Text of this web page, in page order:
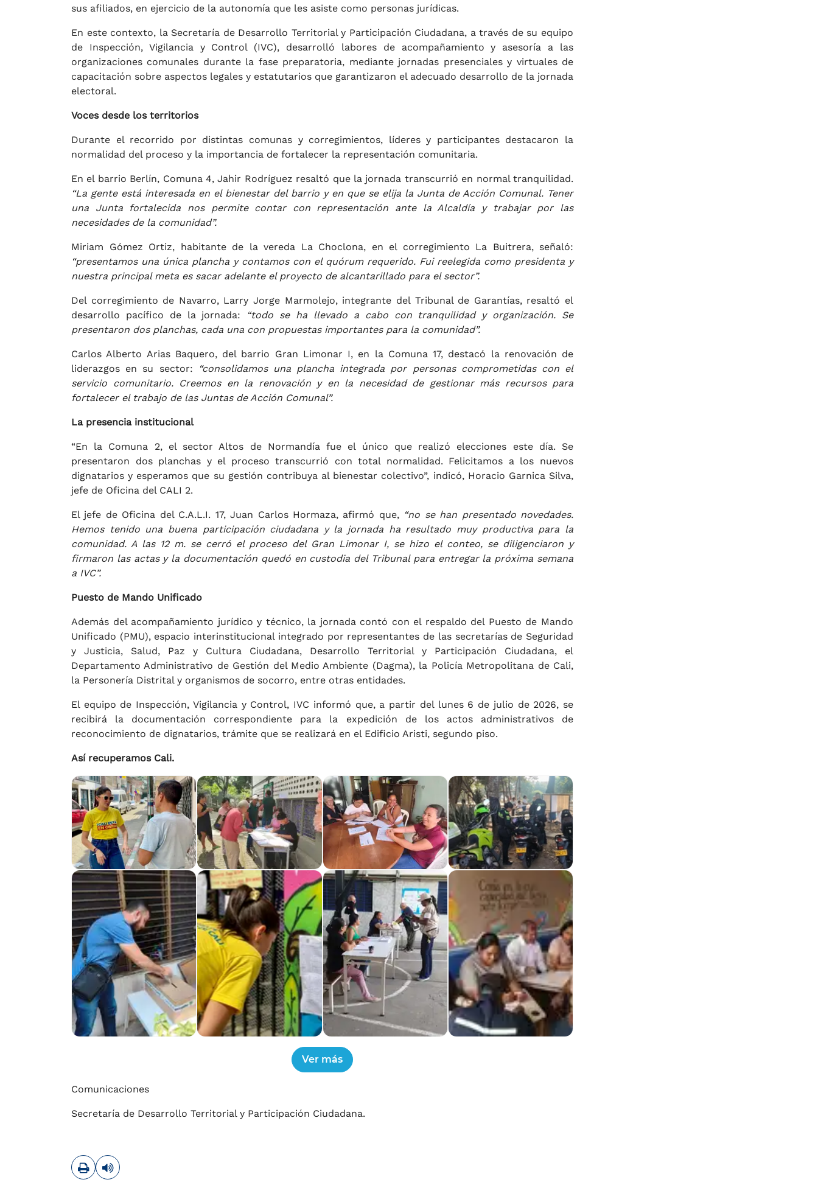
sus afiliados, en ejercicio de la autonomía que les asiste como personas jurídicas.
En este contexto, la Secretaría de Desarrollo Territorial y Participación Ciudadana, a través de su equipo
de Inspección, Vigilancia y Control (IVC), desarrolló labores de acompañamiento y asesoría a las
organizaciones comunales durante la fase preparatoria, mediante jornadas presenciales y virtuales de
capacitación sobre aspectos legales y estatutarios que garantizaron el adecuado desarrollo de la jornada
electoral.
Voces desde los territorios
Durante el recorrido por distintas comunas y corregimientos, líderes y participantes destacaron la
normalidad del proceso y la importancia de fortalecer la representación comunitaria.
En el barrio Berlín, Comuna 4, Jahir Rodríguez resaltó que la jornada transcurrió en normal tranquilidad.
“La gente está interesada en el bienestar del barrio y en que se elija la Junta de Acción Comunal. Tener
una Junta fortalecida nos permite contar con representación ante la Alcaldía y trabajar por las
necesidades de la comunidad”.
Miriam Gómez Ortiz, habitante de la vereda La Choclona, en el corregimiento La Buitrera, señaló:
“presentamos una única plancha y contamos con el quórum requerido. Fui reelegida como presidenta y
nuestra principal meta es sacar adelante el proyecto de alcantarillado para el sector”.
Del corregimiento de Navarro, Larry Jorge Marmolejo, integrante del Tribunal de Garantías, resaltó el
desarrollo pacífico de la jornada:
“todo se ha llevado a cabo con tranquilidad y organización. Se
presentaron dos planchas, cada una con propuestas importantes para la comunidad”.
Carlos Alberto Arias Baquero, del barrio Gran Limonar I, en la Comuna 17, destacó la renovación de
liderazgos en su sector:
“consolidamos una plancha integrada por personas comprometidas con el
servicio comunitario. Creemos en la renovación y en la necesidad de gestionar más recursos para
fortalecer el trabajo de las Juntas de Acción Comunal”.
La presencia institucional
“En la Comuna 2, el sector Altos de Normandía fue el único que realizó elecciones este día. Se
presentaron dos planchas y el proceso transcurrió con total normalidad. Felicitamos a los nuevos
dignatarios y esperamos que su gestión contribuya al bienestar colectivo”, indicó, Horacio Garnica Silva,
jefe de Oficina del CALI 2.
El jefe de Oficina del C.A.L.I. 17, Juan Carlos Hormaza, afirmó que, “no se han presentado novedades.
Hemos tenido una buena participación ciudadana y la jornada ha resultado muy productiva para la
comunidad. A las 12 m. se cerró el proceso del Gran Limonar I, se hizo el conteo, se diligenciaron y
firmaron las actas y la documentación quedó en custodia del Tribunal para entregar la próxima semana
a IVC”.
Puesto de Mando Unificado
Además del acompañamiento jurídico y técnico, la jornada contó con el respaldo del Puesto de Mando
Unificado (PMU), espacio interinstitucional integrado por representantes de las secretarías de Seguridad
y Justicia, Salud, Paz y Cultura Ciudadana, Desarrollo Territorial y Participación Ciudadana, el
Departamento Administrativo de Gestión del Medio Ambiente (Dagma), la Policía Metropolitana de Cali,
la Personería Distrital y organismos de socorro, entre otras entidades.
El equipo de Inspección, Vigilancia y Control, IVC informó que, a partir del lunes 6 de julio de 2026, se
recibirá la documentación correspondiente para la expedición de los actos administrativos de
reconocimiento de dignatarios, trámite que se realizará en el Edificio Aristi, segundo piso.
Así recuperamos Cali.
Comunicaciones
Secretaría de Desarrollo Territorial y Participación Ciudadana.
ImprimirLeer contenido